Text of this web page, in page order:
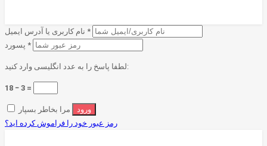
*
*
لطفا پاسخ را به عدد انگلیسی وارد کنید:
18 − 3 =
رمز عبور خود را فراموش کرده اید؟